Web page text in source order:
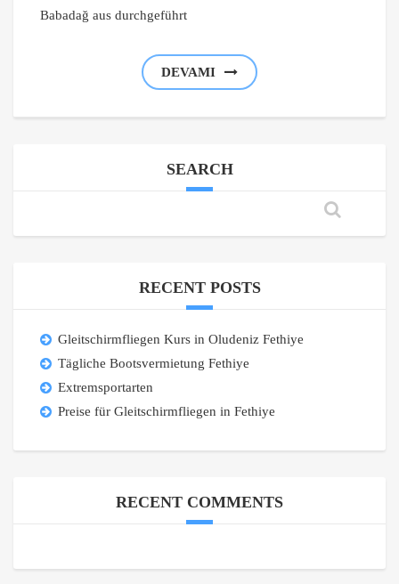
Babadağ aus durchgeführt
DEVAMI
SEARCH
RECENT POSTS
Gleitschirmfliegen Kurs in Oludeniz Fethiye
Tägliche Bootsvermietung Fethiye
Extremsportarten
Preise für Gleitschirmfliegen in Fethiye
RECENT COMMENTS